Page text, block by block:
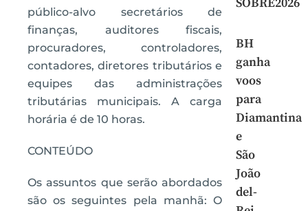
público-alvo secretários de
finanças, auditores fiscais,
procuradores, controladores,
contadores, diretores tributários e
equipes das administrações
tributárias municipais. A carga
horária é de 10 horas.
CONTEÚDO
Os assuntos que serão abordados
são os seguintes pela manhã: O
BH
ganha
voos
para
Diamantina
e
São
João
del-